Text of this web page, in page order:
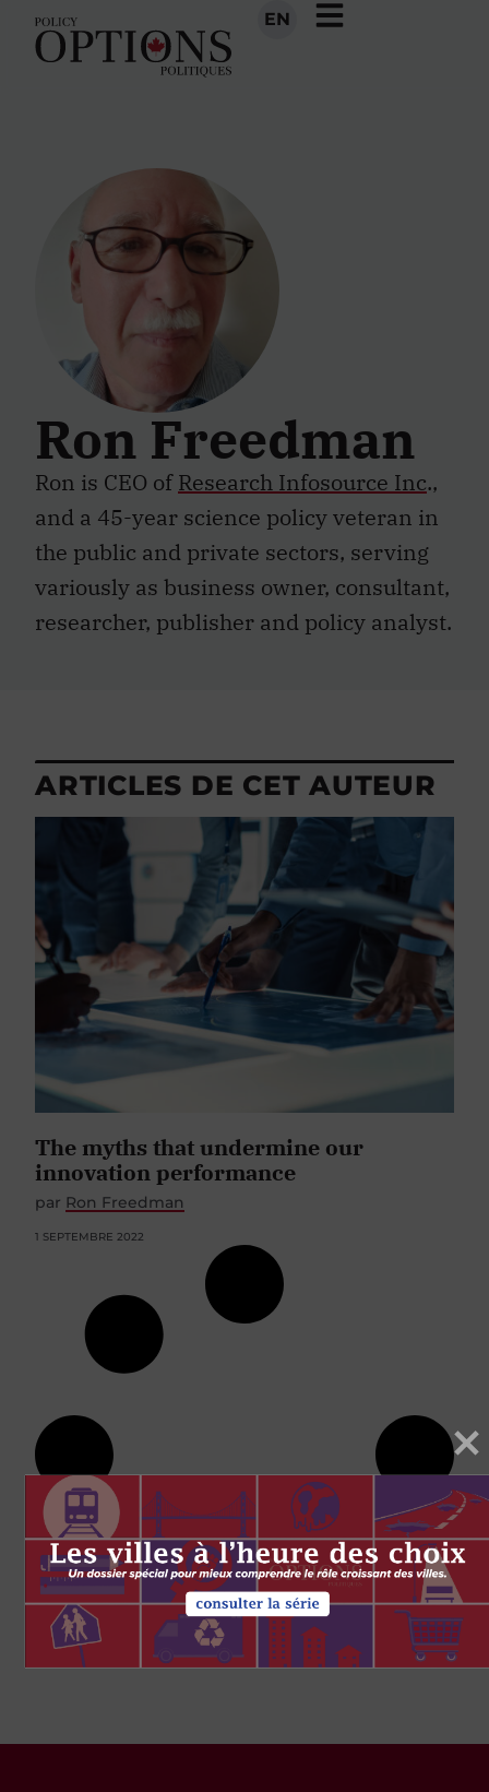
EN
Ron Freedman
Ron is CEO ofResearch Infosource Inc.,
and a 45-year science policy veteran in
the public and private sectors, serving
variously as business owner, consultant,
researcher, publisher and policy analyst.
ARTICLES DE CET AUTEUR
The myths that undermine our
innovation performance
par Ron Freedman
1 SEPTEMBRE 2022